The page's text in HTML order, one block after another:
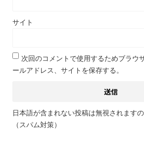
サイト
次回のコメントで使用するためブラウ
ールアドレス、サイトを保存する。
日本語が含まれない投稿は無視されます
（スパム対策）